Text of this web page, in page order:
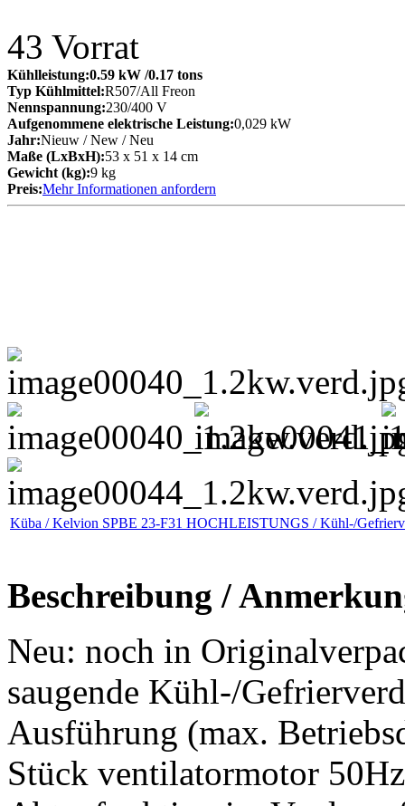
43 Vorrat
Kühlleistung:0.59 kW /0.17 tons
Typ Kühlmittel:R507/All Freon
Nennspannung:230/400 V
Aufgenommene elektrische Leistung:0,029 kW
Jahr:Nieuw / New / Neu
Maße (LxBxH):53 x 51 x 14 cm
Gewicht (kg):9 kg
Preis:Mehr Informationen anfordern
Küba / Kelvion SPBE 23-F31 HOCHLEISTUNGS / Kühl-/
Beschreibung /
Neu: noch in
saugende Kühl-/
Ausführung (max.
Stück ventilatormotor